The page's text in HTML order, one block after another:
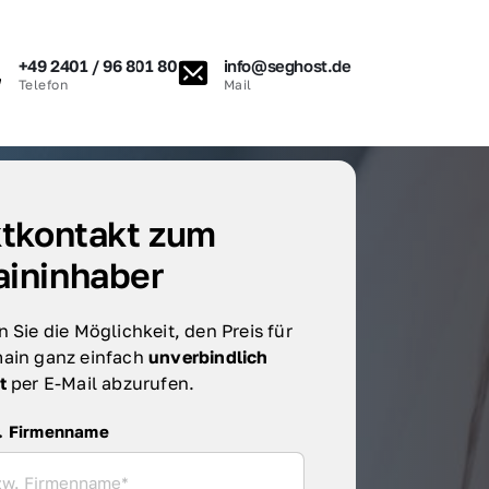
+49 2401 / 96 801 80
Telefon
info@seghost.de
Mail
zum
Sie die Möglichkeit, den Preis für
ganz einfach
per E-Mail abzurufen.
Firmenname